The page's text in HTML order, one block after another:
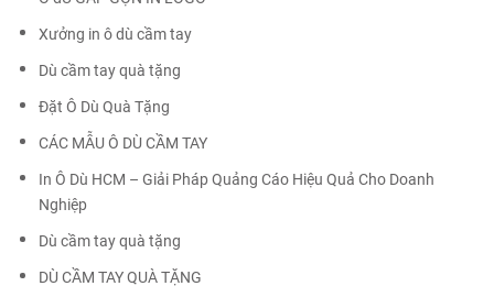
Xưởng in ô dù cầm tay
Dù cầm tay quà tặng
Đặt Ô Dù Quà Tặng
CÁC MẪU Ô DÙ CẦM TAY
In Ô Dù HCM – Giải Pháp Quảng Cáo Hiệu Quả Cho Doanh
Nghiệp
Dù cầm tay quà tặng
DÙ CẦM TAY QUÀ TẶNG